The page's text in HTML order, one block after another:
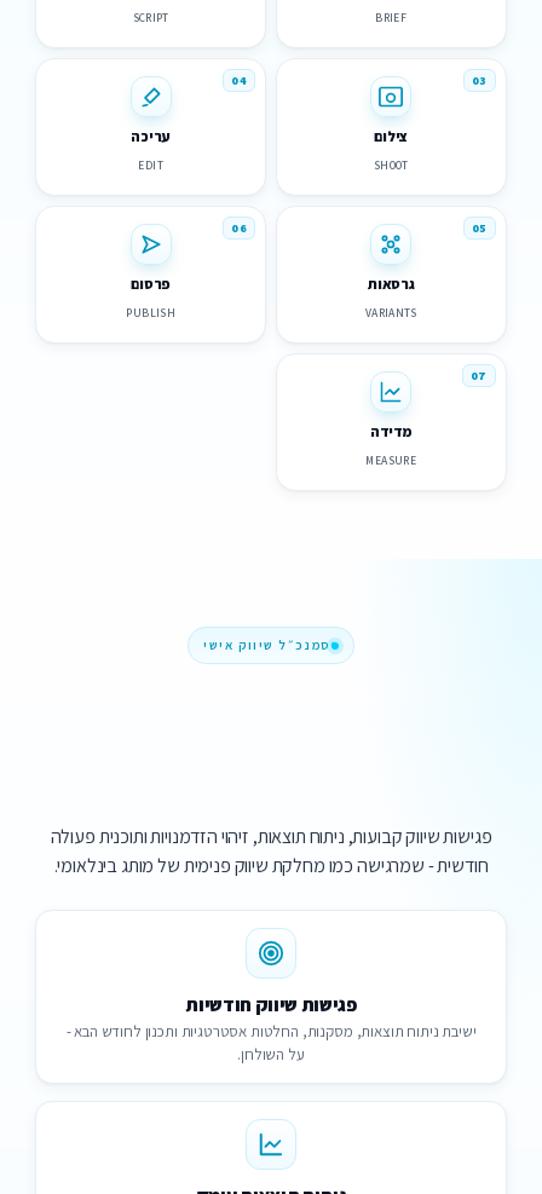
BRIEF
SCRIPT
03
צילום
SHOOT
04
עריכה
EDIT
05
גרסאות
VARIANTS
06
פרסום
PUBLISH
07
מדידה
MEASURE
סמנכ״ל שיווק אישי
פגישות שיווק קבועות, ניתוח תוצאות, זיהוי הזדמנויות ותוכנית פעולה
חודשית - שמרגישה כמו מחלקת שיווק פנימית של מותג בינלאומי.
פגישות שיווק חודשיות
ישיבת ניתוח תוצאות, מסקנות, החלטות אסטרטגיות ותכנון לחודש הבא -
על השולחן.